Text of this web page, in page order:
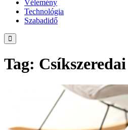
Vélemény
Technológia
Szabadidő
Tag: